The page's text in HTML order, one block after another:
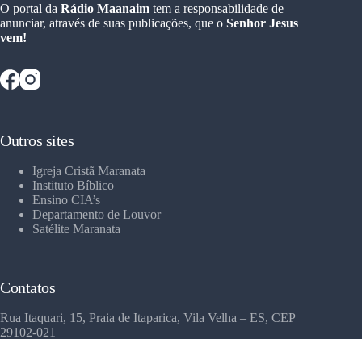
O portal da Rádio Maanaim tem a responsabilidade de
anunciar, através de suas publicações, que o Senhor Jesus
vem!
Outros sites
Igreja Cristã Maranata
Instituto Bíblico
Ensino CIA’s
Departamento de Louvor
Satélite Maranata
Contatos
Rua Itaquari, 15, Praia de Itaparica, Vila Velha – ES, CEP
29102-021